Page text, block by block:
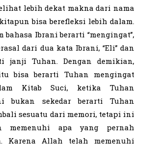
lebih dekat makna dari nama
bisa berefleksi lebih dalam.
bahasa Ibrani berarti “mengingat”,
dari dua kata Ibrani, “Eli” dan
janji Tuhan. Dengan demikian,
bisa berarti Tuhan mengingat
Kitab Suci, ketika Tuhan
bukan sekedar berarti Tuhan
sesuatu dari memori, tetapi ini
memenuhi apa yang pernah
Karena Allah telah memenuhi